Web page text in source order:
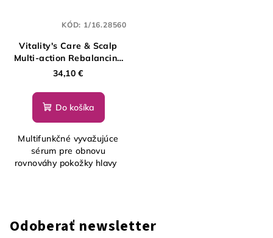
Vitality's Care & Scalp
Multi-action Rebalancing
Serum, 150 ml
34,10 €
Do košíka
Multifunkčné vyvažujúce
sérum pre obnovu
rovnováhy pokožky hlavy
KÓD: 1/16.28560
Odoberať newsletter